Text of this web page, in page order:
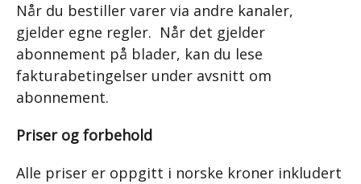
Når du bestiller varer via andre kanaler,
gjelder egne regler. Når det gjelder
abonnement på blader, kan du lese
fakturabetingelser under avsnitt om
abonnement.
Priser og forbehold
Alle priser er oppgitt i norske kroner inkludert